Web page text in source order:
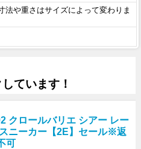
法や重さはサイズによって変わりま
ています！
クロールバリエ シアー レー
ニーカー【2E】セール※返
可